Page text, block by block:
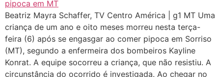
Beatriz Mayra Schaffer, TV Centro América | g1 MT Uma
criança de um ano e oito meses morreu nesta terça-
feira (6) após se engasgar ao comer pipoca em Sorriso
(MT), segundo a enfermeira dos bombeiros Kayline
Konrat. A equipe socorreu a criança, que não resistiu. A
circunstância do ocorrido é investigada. Ao chegar no